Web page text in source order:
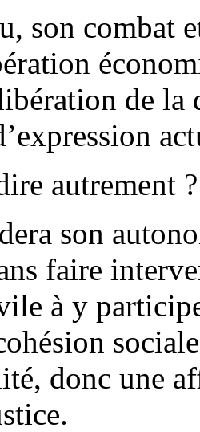
son combat
de
autrement ?
son
faire
à y
donc une